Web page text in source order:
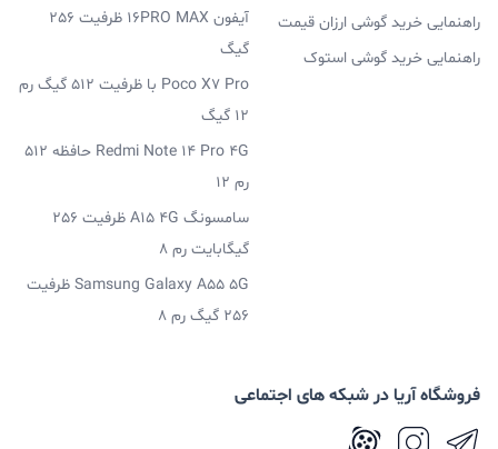
راهنمایی خرید گوشی ارزان قیمت
راهنمایی خرید گوشی استوک
آیفون 16PRO MAX ظرفیت 256
گیگ
Poco X7 Pro با ظرفیت 512 گیگ رم
12 گیگ
Redmi Note 14 Pro 4G حافظه 512
رم 12
سامسونگ A15 4G ظرفیت 256
گیگابایت رم 8
Samsung Galaxy A55 5G ظرفیت
256 گیگ رم 8
فروشگاه آریا در شبکه های اجتماعی